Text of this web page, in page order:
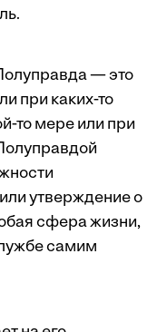
— это
при каких-то
то мере или при
утверждение о
сфера жизни,
самим